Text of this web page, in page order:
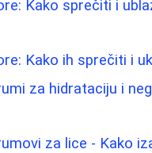
Kako sprečiti i
Kako ih sprečiti i
za hidrataciju i
za lice - Kako